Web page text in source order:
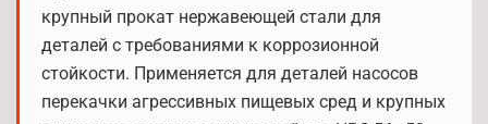
крупный прокат нержавеющей стали для
деталей с требованиями к коррозионной
стойкости. Применяется для деталей насосов
перекачки агрессивных пищевых сред и крупных